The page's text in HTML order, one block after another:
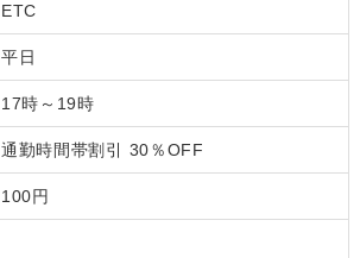
ETC
平日
17時～19時
通勤時間帯割引 30％OFF
100円